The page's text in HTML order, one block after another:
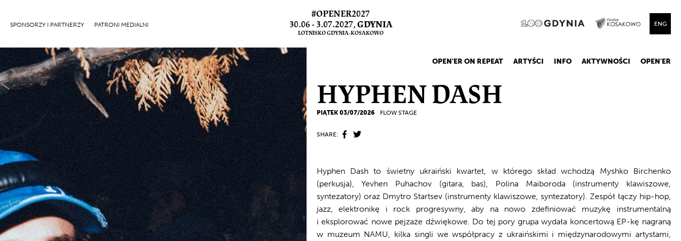
SPONSORZY I PARTNERZY PATRONI MEDIALNI
#OPENER2027
30.06 - 3.07.2027, GDYNIA
LOTNISKO GDYNIA-KOSAKOWO
ENG
OPEN'ER ON REPEAT ARTYŚCI INFO AKTYWNOŚCI OPEN'ER
HYPHEN DASH
PIĄTEK 03/07/2026 FLOW STAGE
SHARE:
Hyphen Dash to świetny ukraiński kwartet, w którego skład wchodzą Myshko Birchenko
(perkusja), Yevhen Puhachov (gitara, bas), Polina Maiboroda (instrumenty klawiszowe,
syntezatory) oraz Dmytro Startsev (instrumenty klawiszowe, syntezatory). Zespół łączy hip-hop,
jazz, elektronikę i rock progresywny, aby na nowo zdefiniować muzykę instrumentalną
i eksplorować nowe pejzaże dźwiękowe. Do tej pory grupa wydała koncertową EP-kę nagraną
w muzeum NAMU, kilka singli we współpracy z ukraińskimi i międzynarodowymi artystami,